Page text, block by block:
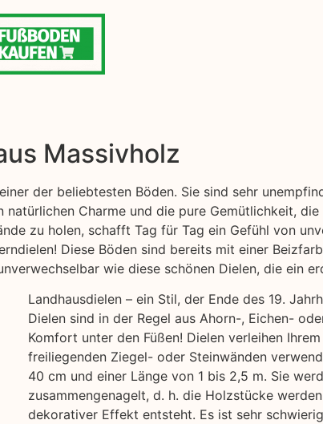
Massivholz
der beliebtesten Böden. Sie sind sehr
natürlichen Charme und die pure Gemütlichkeit,
zu holen, schafft Tag für Tag ein Gefühl von
Diese Böden sind bereits mit einer
wie diese schönen Dielen, die ein
Landhausdielen – ein Stil, der Ende des 19.
Dielen sind in der Regel aus Ahorn-, Eichen-
Komfort unter den Füßen! Dielen verleihen
freiliegenden Ziegel- oder Steinwänden
40 cm und einer Länge von 1 bis 2,5 m. Sie
zusammengenagelt, d. h. die Holzstücke
dekorativer Effekt entsteht. Es ist sehr